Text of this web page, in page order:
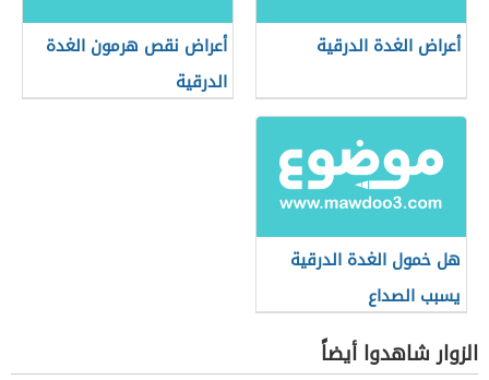
أعراض الغدة الدرقية
أعراض نقص هرمون الغدة
الدرقية
هل خمول الغدة الدرقية
يسبب الصداع
الزوار شاهدوا أيضاً